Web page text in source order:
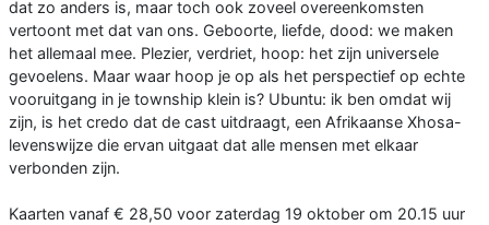
dat zo anders is, maar toch ook zoveel overeenkomsten
vertoont met dat van ons. Geboorte, liefde, dood: we maken
het allemaal mee. Plezier, verdriet, hoop: het zijn universele
gevoelens. Maar waar hoop je op als het perspectief op echte
vooruitgang in je township klein is? Ubuntu: ik ben omdat wij
zijn, is het credo dat de cast uitdraagt, een Afrikaanse Xhosa-
levenswijze die ervan uitgaat dat alle mensen met elkaar
verbonden zijn.
Kaarten vanaf € 28,50 voor zaterdag 19 oktober om 20.15 uur